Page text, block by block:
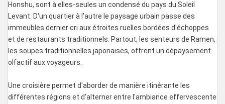
Honshu, sont à elles-seules un condensé du pays du Soleil
Levant. D'un quartier à l'autre le paysage urbain passe des
immeubles dernier cri aux étroites ruelles bordées d'échoppes
et de restaurants traditionnels. Partout, les senteurs de Ramen,
les soupes traditionnelles japonaises, offrent un dépaysement
olfactif aux voyageurs.
Une croisière permet d'aborder de manière itinérante les
différentes régions et d'alterner entre l'ambiance effervescente